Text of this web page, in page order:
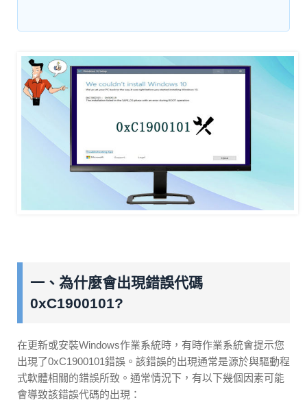
一、為什麼會出現錯誤代碼
0xC1900101?
在更新或安裝Windows作業系統時，有時作業系統會提示您
出現了0xC1900101錯誤。該錯誤的出現通常是源於與驅動程
式軟體相關的錯誤所致。通常情況下，有以下幾個因素可能
會導致該錯誤代碼的出現：